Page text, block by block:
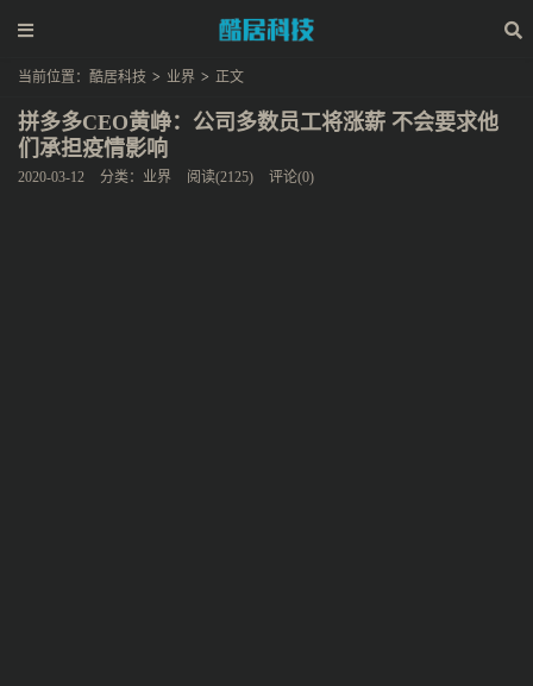
当前位置： 酷居科技 > 业界 > 正文
拼多多CEO黄峥：公司多数员工将涨薪 不会要求他
们承担疫情影响
2020-03-12 分类： 业界 阅读(2125) 评论(0)